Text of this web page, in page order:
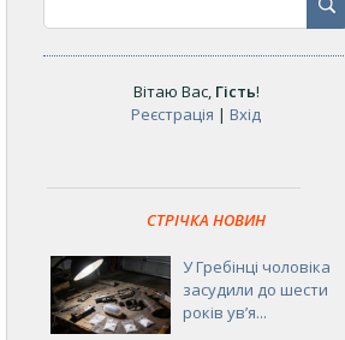
Вітаю Вас, Гість!
Реєстрація | Вхід
СТРІЧКА НОВИН
У Гребінці чоловіка
засудили до шести
років ув’я...